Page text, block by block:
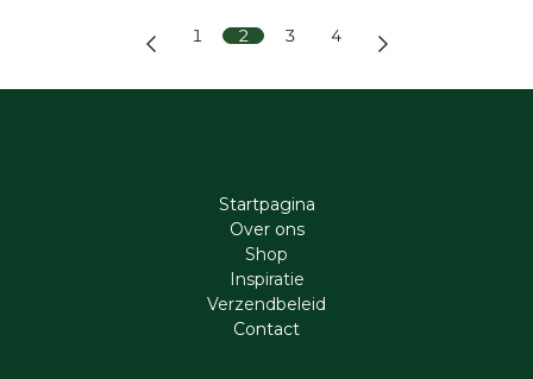
1 2 3 4
Startpagina
Ove​r​ ons
Shop
Inspiratie
Verzendbeleid
Cont​act